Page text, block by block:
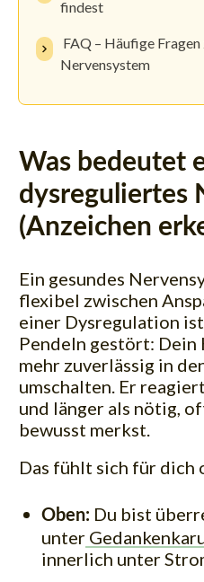
findest
FAQ – Häufige
Nervensystem
Was bedeutet
dysreguliertes
(Anzeichen
Ein gesundes
flexibel zwischen
einer Dysregulation
Pendeln gestört: Dein
mehr zuverlässig in
umschalten. Er
und länger als nötig,
bewusst merkst.
Das fühlt sich für dich
Oben: Du bist
unter
innerlich unter